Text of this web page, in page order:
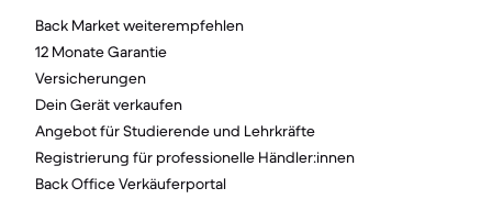
Back Market weiterempfehlen
12 Monate Garantie
Versicherungen
Dein Gerät verkaufen
Angebot für Studierende und Lehrkräfte
Registrierung für professionelle Händler:innen
Back Office Verkäuferportal